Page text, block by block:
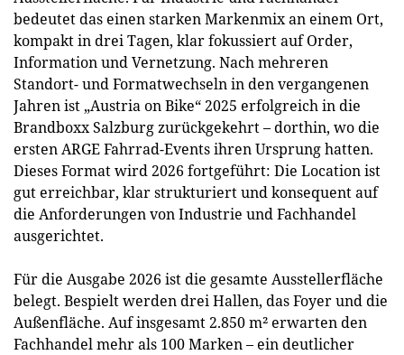
bedeutet das einen starken Markenmix an einem Ort,
kompakt in drei Tagen, klar fokussiert auf Order,
Information und Vernetzung. Nach mehreren
Standort- und Formatwechseln in den vergangenen
Jahren ist „Austria on Bike“ 2025 erfolgreich in die
Brandboxx Salzburg zurückgekehrt – dorthin, wo die
ersten ARGE Fahrrad-Events ihren Ursprung hatten.
Dieses Format wird 2026 fortgeführt: Die Location ist
gut erreichbar, klar strukturiert und konsequent auf
die Anforderungen von Industrie und Fachhandel
ausgerichtet.
Für die Ausgabe 2026 ist die gesamte Ausstellerfläche
belegt. Bespielt werden drei Hallen, das Foyer und die
Außenfläche. Auf insgesamt 2.850 m² erwarten den
Fachhandel mehr als 100 Marken – ein deutlicher